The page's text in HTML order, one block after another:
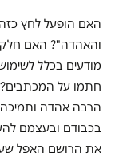
האם הופעל לחץ
והאהדה"? האם
מודעים בכלל
הרבה אהדה
בכבודם ובעצמם
את הרושם האפל